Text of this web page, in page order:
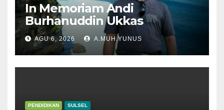
In Memoriam Andi
Burhanuddin Ukkas
AGU 6, 2026 A.MUH.YUNUS
PENDIDIKAN SULSEL